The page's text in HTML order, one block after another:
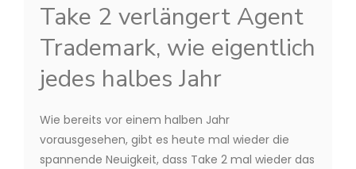
Take 2 verlängert Agent
Trademark, wie eigentlich
jedes halbes Jahr
Wie bereits vor einem halben Jahr
vorausgesehen, gibt es heute mal wieder die
spannende Neuigkeit, dass Take 2 mal wieder das